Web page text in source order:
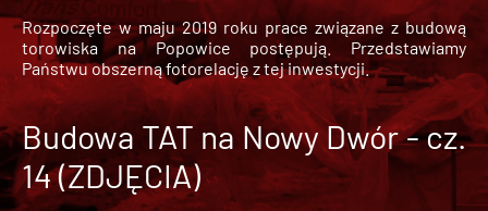
Rozpoczęte w maju 2019 roku prace związane z budową
torowiska na Popowice
postępują. Przedstawiamy
Państwu obszerną fotorelację z tej inwestycji.
Budowa TAT na Nowy Dwór - cz.
14 (ZDJĘCIA)